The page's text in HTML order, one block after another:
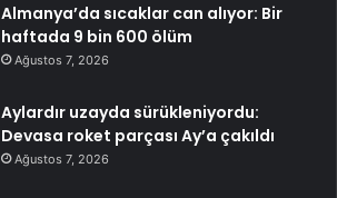
Almanya’da sıcaklar can alıyor: Bir
haftada 9 bin 600 ölüm
Ağustos 7, 2026
Aylardır uzayda sürükleniyordu:
Devasa roket parçası Ay’a çakıldı
Ağustos 7, 2026